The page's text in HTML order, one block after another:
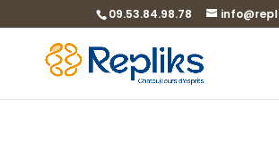
09.53.84.98.78